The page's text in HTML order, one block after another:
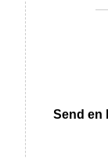
Send en